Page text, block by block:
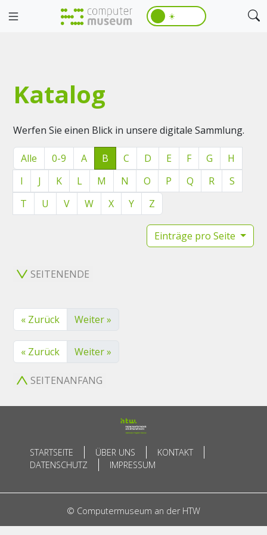
☀️
Katalog
Werfen Sie einen Blick in unsere digitale Sammlung.
Alle 0-9 A B C D E F G
H
I
J K L M N O P Q R
S
T
U V W X Y Z
Einträge pro Seite
SEITENENDE
« Zurück Weiter »
« Zurück Weiter »
SEITENANFANG
STARTSEITE ÜBER UNS
KONTAKT
DATENSCHUTZ
IMPRESSUM
© Computermuseum an der HTW